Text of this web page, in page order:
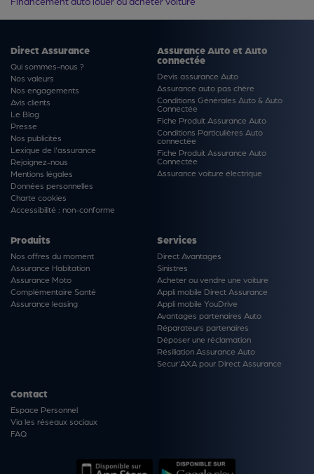
Direct Assurance
Qui sommes-nous ?
Nos valeurs
Nos engagements
Avis clients
Le Blog
Presse
Nos publicités
Lexique de l'assurance
Rejoignez-nous
Mentions légales
Données personnelles
Charte cookies
Accessibilité : non-conforme
Assurance Auto et Auto
connectée
Devis assurance Auto
Assurance auto pas chère
Conditions Générales Auto & Auto
Connectée
Fiche Produit Assurance Auto
Conditions Particulières Auto
connectée
Fiche Produit Assurance Auto
Connectée
Assurance voiture électrique
Produits
Nos offres du moment
Assurance Habitation
Assurance Moto
Complémentaire Santé
Assurance leasing
Services
Direct Avantages
Sinistres
Acheter ou vendre une voiture
Appli mobile Direct Assurance
Appli mobile YouDrive
Avantages partenaires Auto
Réparateurs partenaires
Déposer une réclamation
Résiliation Assurance Auto
Secur'AXA pour Direct Assurance
Contact
Espace Personnel
Via les réseaux sociaux
FAQ